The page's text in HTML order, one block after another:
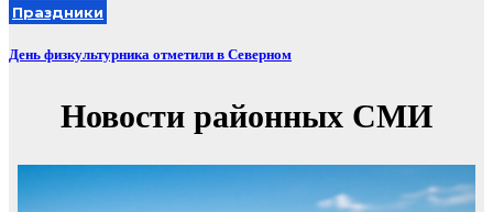
Праздники
День физкультурника отметили в Северном